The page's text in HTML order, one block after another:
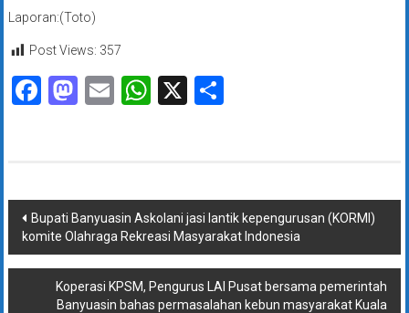
Laporan:(Toto)
Post Views: 357
Facebook
Mastodon
EmailWhatsApp
X Share
Navigasi
pos
Bupati Banyuasin Askolani jasi lantik kepengurusan (KORMI)
komite Olahraga Rekreasi Masyarakat Indonesia
Koperasi KPSM, Pengurus LAI Pusat bersama pemerintah
Banyuasin bahas permasalahan kebun masyarakat Kuala